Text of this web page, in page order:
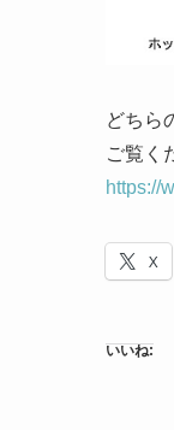
どちら
ご覧く
https://
X
いいね: